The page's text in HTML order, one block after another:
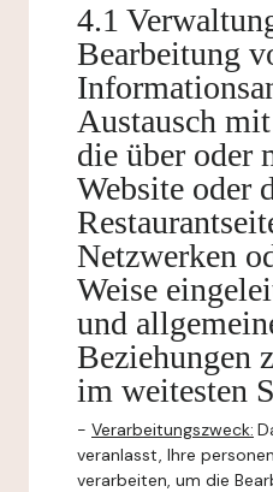
4.1
Bearbeitung
Austausch
die über oder
Website oder
Netzwerken
Weise
und
Beziehungen
im weitesten
- Verarbeitungszweck:
veranlasst, Ihre
verarbeiten, um die